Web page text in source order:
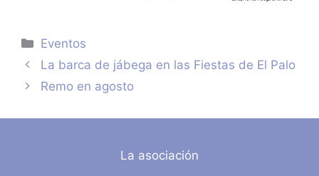
Categorías
Eventos
La barca de jábega en las Fiestas de El Palo
Remo en agosto
La asociación